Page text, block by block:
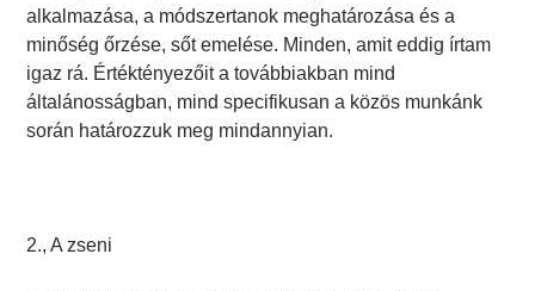
alkalmazása, a módszertanok meghatározása és a
minőség őrzése, sőt emelése. Minden, amit eddig írtam
igaz rá. Értéktényezőit a továbbiakban mind
általánosságban, mind specifikusan a közös munkánk
során határozzuk meg mindannyian.
2., A zseni